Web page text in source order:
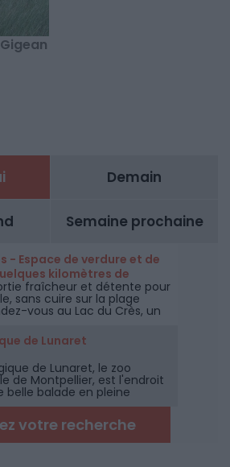
Demain
Semaine prochaine
- Espace de verdure et de
kilomètres de
fraîcheur et détente pour
sans cuire sur la plage
vous au Lac du Crès, un
tous et toute l'année à
de Montpellier.
de Lunaret
de Lunaret, le zoo
de Montpellier, est l'endroit
belle balade en pleine
des animaux des
votre recherche